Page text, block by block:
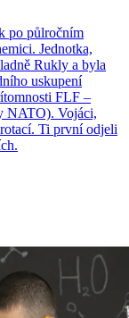
po půlročním
Jednotka,
Rukly a byla
uskupení
FLF –
NATO). Vojáci,
Ti první odjeli